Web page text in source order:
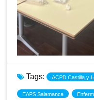
Tags: ACPD Castilla y
EAPS Salamanca